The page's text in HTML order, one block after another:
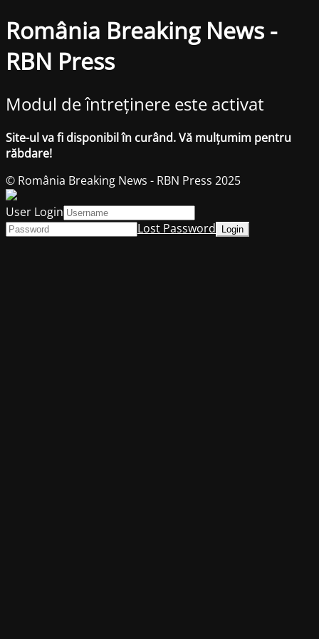
România Breaking News -
RBN Press
Modul de întreținere este activat
Site-ul va fi disponibil în curând. Vă mulțumim pentru
răbdare!
© România Breaking News - RBN Press 2025
User Login
Lost Password